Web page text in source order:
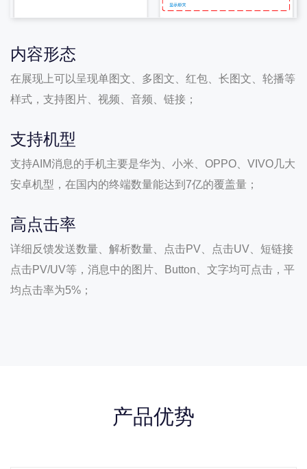
内容形态
在展现上可以呈现单图文、多图文、红包、长图文、轮播等
样式，支持图片、视频、音频、链接；
支持机型
支持AIM消息的手机主要是华为、小米、OPPO、VIVO几大
安卓机型，在国内的终端数量能达到7亿的覆盖量；
高点击率
详细反馈发送数量、解析数量、点击PV、点击UV、短链接
点击PV/UV等，消息中的图片、Button、文字均可点击，平
均点击率为5%；
产品优势